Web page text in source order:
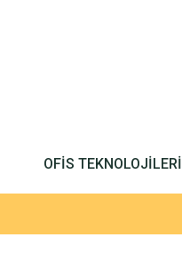
OFİS TEKNOLOJİLERİ